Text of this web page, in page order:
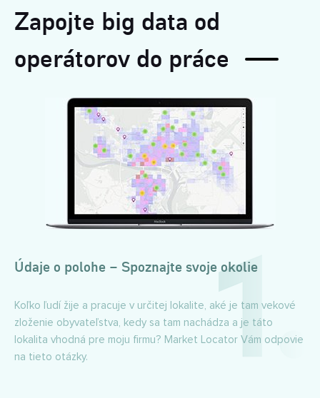
Zapojte big data od
operátorov do práce
Údaje o polohe – Spoznajte svoje okolie
Koľko ľudí žije a pracuje v určitej lokalite, aké je tam vekové
zloženie obyvateľstva, kedy sa tam nachádza a je táto
lokalita vhodná pre moju firmu? Market Locator Vám odpovie
na tieto otázky.